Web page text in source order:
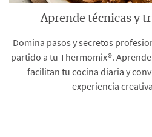
Aprende técnicas y
Domina pasos y secretos
partido a tu Thermomix®.
facilitan tu cocina diaria y
experiencia